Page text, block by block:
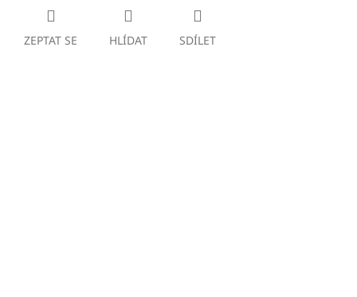
ZEPTAT SE HLÍDAT SDÍLET